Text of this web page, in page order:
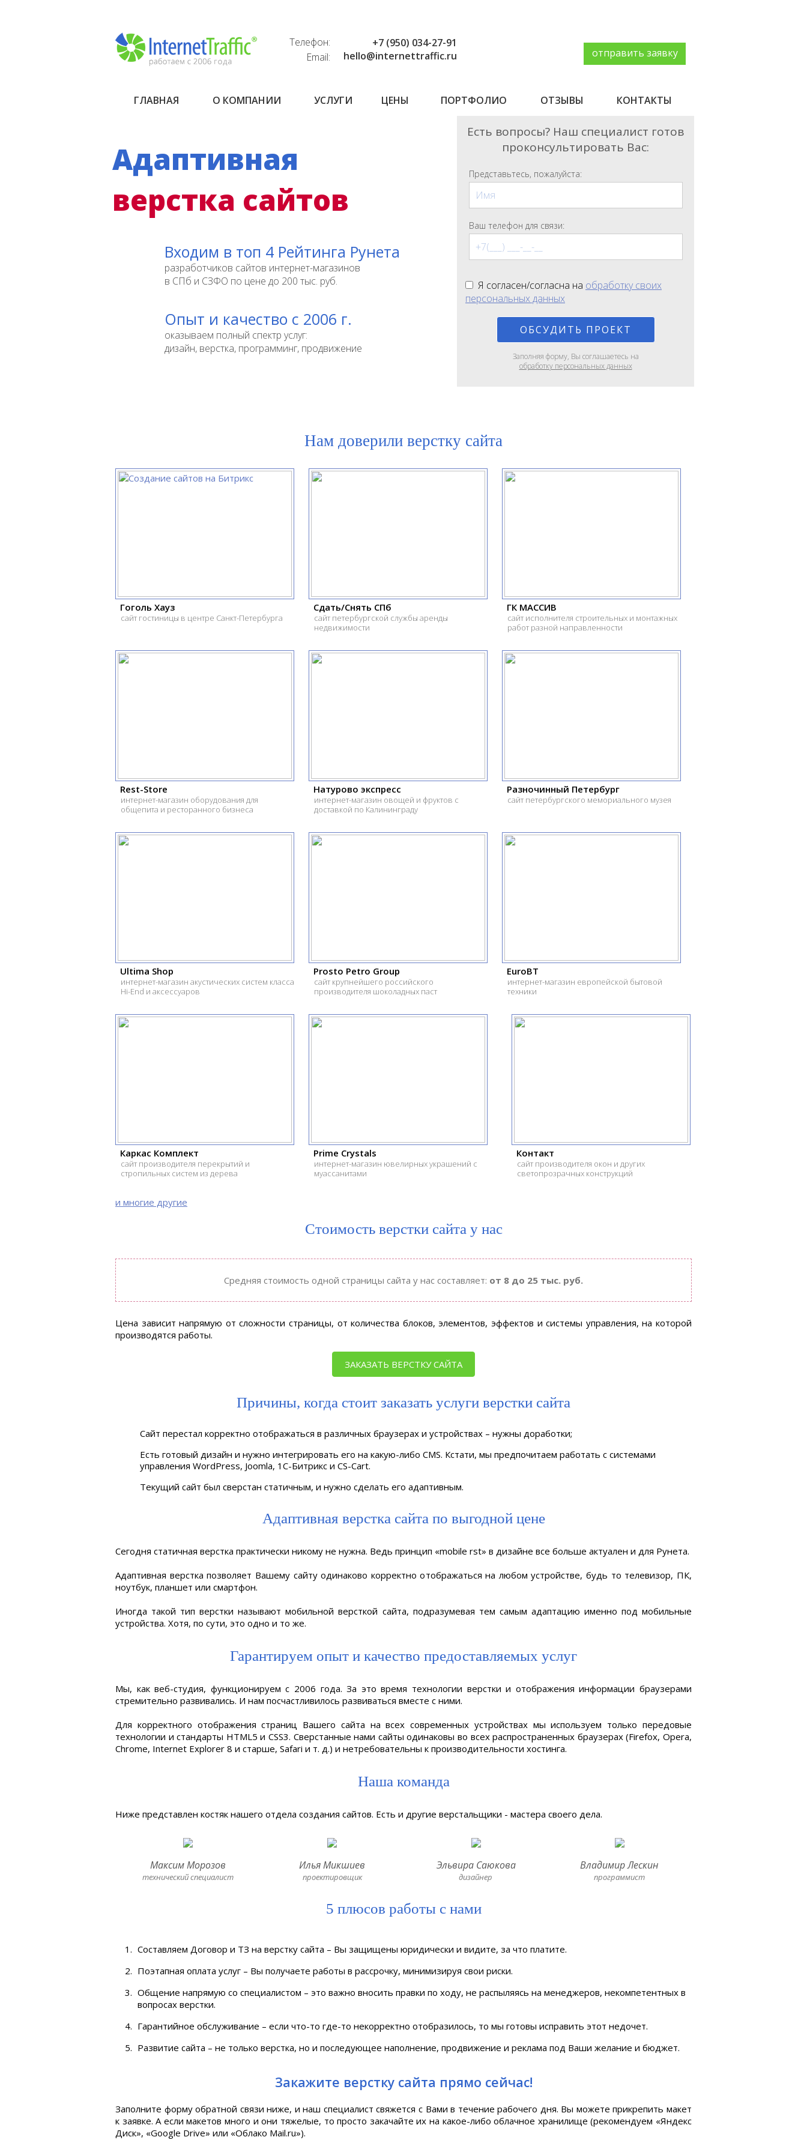
отправить заявку
Телефон:
Email:
+7 (950) 034-27-91
hello@internettraffic.ru
ГЛАВНАЯ О КОМПАНИИ УСЛУГИ ЦЕНЫ ПОРТФОЛИО ОТЗЫВЫ КОНТАКТЫ
Адаптивная
верстка сайтов
Входим в топ 4 Рейтинга Рунета
разработчиков сайтов интернет-магазинов
в СПб и СЗФО по цене до 200 тыс. руб.
Опыт и качество с 2006 г.
оказываем полный спектр услуг:
дизайн, верстка, программинг, продвижение
Есть вопросы? Наш специалист готов
проконсультировать Вас:
Представьтесь, пожалуйста:
Ваш телефон для связи:
Я согласен/согласна на обработку своих
персональных данных
Заполняя форму, Вы соглашаетесь на
обработку персональных данных
Нам доверили верстку сайта
Гоголь Хауз
сайт гостиницы в центре Санкт-Петербурга
Сдать/Снять СПб
сайт петербургской службы аренды
недвижимости
ГК МАССИВ
сайт исполнителя строительных и монтажных
работ разной направленности
Rest-Store
интернет-магазин оборудования для
общепита и ресторанного бизнеса
Натурово экспресс
интернет-магазин овощей и фруктов с
доставкой по Калининграду
Разночинный Петербург
сайт петербургского мемориального музея
Ultima Shop
интернет-магазин акустических систем класса
Hi-End и аксессуаров
Prosto Petro Group
сайт крупнейшего российского
производителя шоколадных паст
EuroBT
интернет-магазин европейской бытовой
техники
Каркас Комплект
сайт производителя перекрытий и
стропильных систем из дерева
Prime Crystals
интернет-магазин ювелирных украшений с
муассанитами
Контакт
сайт производителя окон и других
светопрозрачных конструкций
и многие другие
Стоимость верстки сайта у нас
Средняя стоимость одной страницы сайта у нас составляет: от 8 до 25 тыс. руб.
Цена зависит напрямую от сложности страницы, от количества блоков, элементов, эффектов и системы управления, на которой
производятся работы.
ЗАКАЗАТЬ ВЕРСТКУ САЙТА
Причины, когда стоит заказать услуги верстки сайта
Сайт перестал корректно отображаться в различных браузерах и устройствах – нужны доработки;
Есть готовый дизайн и нужно интегрировать его на какую-либо CMS. Кстати, мы предпочитаем работать с системами
управления WordPress, Joomla, 1C-Битрикс и CS-Cart.
Текущий сайт был сверстан статичным, и нужно сделать его адаптивным.
Адаптивная верстка сайта по выгодной цене
Сегодня статичная верстка практически никому не нужна. Ведь принцип «mobile first» в дизайне все больше актуален и для Рунета.
Адаптивная верстка позволяет Вашему сайту одинаково корректно отображаться на любом устройстве, будь то телевизор, ПК,
ноутбук, планшет или смартфон.
Иногда такой тип верстки называют мобильной версткой сайта, подразумевая тем самым адаптацию именно под мобильные
устройства. Хотя, по сути, это одно и то же.
Гарантируем опыт и качество предоставляемых услуг
Мы, как веб-студия, функционируем с 2006 года. За это время технологии верстки и отображения информации браузерами
стремительно развивались. И нам посчастливилось развиваться вместе с ними.
Для корректного отображения страниц Вашего сайта на всех современных устройствах мы используем только передовые
технологии и стандарты HTML5 и CSS3. Сверстанные нами сайты одинаковы во всех распространенных браузерах (Firefox, Opera,
Chrome, Internet Explorer 8 и старше, Safari и т. д.) и нетребовательны к производительности хостинга.
Наша команда
Ниже представлен костяк нашего отдела создания сайтов. Есть и другие верстальщики - мастера своего дела.
Максим Морозов
технический специалист
Илья Микшиев
проектировщик
Эльвира Саюкова
дизайнер
Владимир Лескин
программист
5 плюсов работы с нами
Составляем Договор и ТЗ на верстку сайта – Вы защищены юридически и видите, за что платите.
Поэтапная оплата услуг – Вы получаете работы в рассрочку, минимизируя свои риски.
Общение напрямую со специалистом – это важно вносить правки по ходу, не распыляясь на менеджеров, некомпетентных в
вопросах верстки.
Гарантийное обслуживание – если что-то где-то некорректно отобразилось, то мы готовы исправить этот недочет.
Развитие сайта – не только верстка, но и последующее наполнение, продвижение и реклама под Ваши желание и бюджет.
Закажите верстку сайта прямо сейчас!
Заполните форму обратной связи ниже, и наш специалист свяжется с Вами в течение рабочего дня. Вы можете прикрепить макет
к заявке. А если макетов много и они тяжелые, то просто закачайте их на какое-либо облачное хранилище (рекомендуем «Яндекс
Диск», «Google Drive» или «Облако Mail.ru»).